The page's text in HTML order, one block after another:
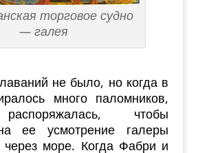
торговое судно
— галея
не было, но когда в
много паломников,
чтобы
ее усмотрение галеры
через море. Когда Фабри и